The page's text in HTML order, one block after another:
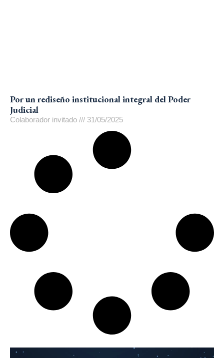
Por un rediseño institucional integral del Poder
Judicial
Colaborador invitado 31/05/2025